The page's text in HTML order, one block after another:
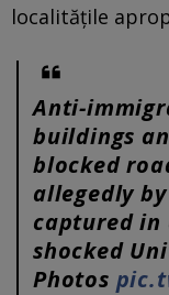
localitățile
Anti-
buildings
blocked
allegedly
captured
shocked
Photos